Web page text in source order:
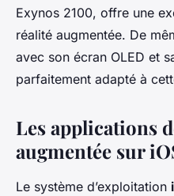
Exynos 2100, offre une
réalité augmentée. De
avec son écran OLED et
parfaitement adapté à
Les applications
augmentée sur
Le système d’exploitation